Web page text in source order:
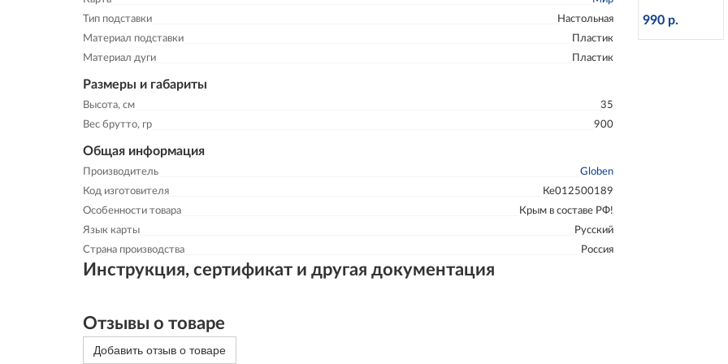
Тип подставки
Настольная
Материал подставки
Пластик
Материал дуги
Пластик
Размеры и габариты
Высота, см
35
Вес брутто, гр
900
Общая информация
Производитель
Globen
Код изготовителя
Ке012500189
Особенности товара
Крым в составе РФ!
Язык карты
Русский
Страна производства
Россия
Инструкция, сертификат и другая документация
подсветкой
d=25 см
990 р.
Отзывы о товаре
Добавить отзыв о товаре